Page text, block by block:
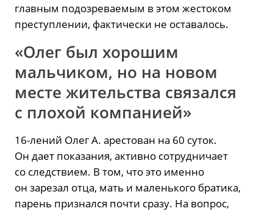
главным подозреваемым в этом жестоком
преступлении, фактически не оставалось.
«Олег был хорошим
мальчиком, но на новом
месте жительства связался
с плохой компанией»
16-лений Олег А. арестован на 60 суток.
Он дает показания, активно сотрудничает
со следствием. В том, что это именно
он зарезал отца, мать и маленького братика,
парень признался почти сразу. На вопрос,